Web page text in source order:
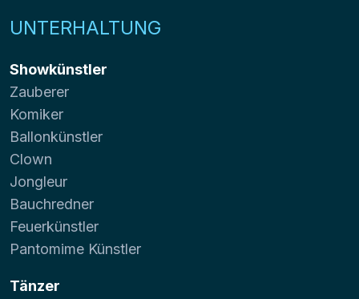
UNTERHALTUNG
Showkünstler
Zauberer
Komiker
Ballonkünstler
Clown
Jongleur
Bauchredner
Feuerkünstler
Pantomime Künstler
Tänzer